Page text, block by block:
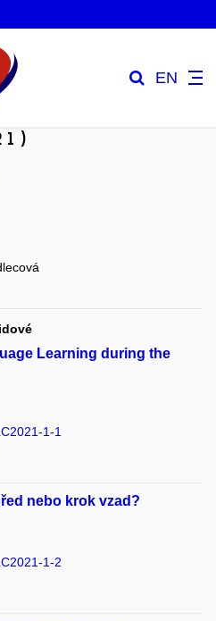
EN
Learning during the
1-1
nebo krok vzad?
1-2